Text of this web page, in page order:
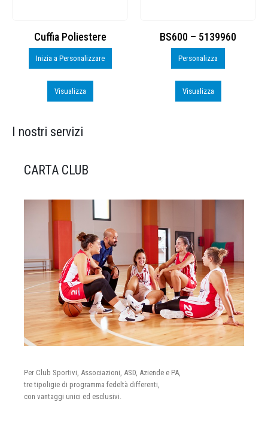
Cuffia Poliestere
Inizia a Personalizzare
Visualizza
BS600 – 5139960
Personalizza
Visualizza
I nostri servizi
CARTA CLUB
Per Club Sportivi, Associazioni, ASD, Aziende e PA,
tre tipoligie di programma fedeltà differenti,
con vantaggi unici ed esclusivi.